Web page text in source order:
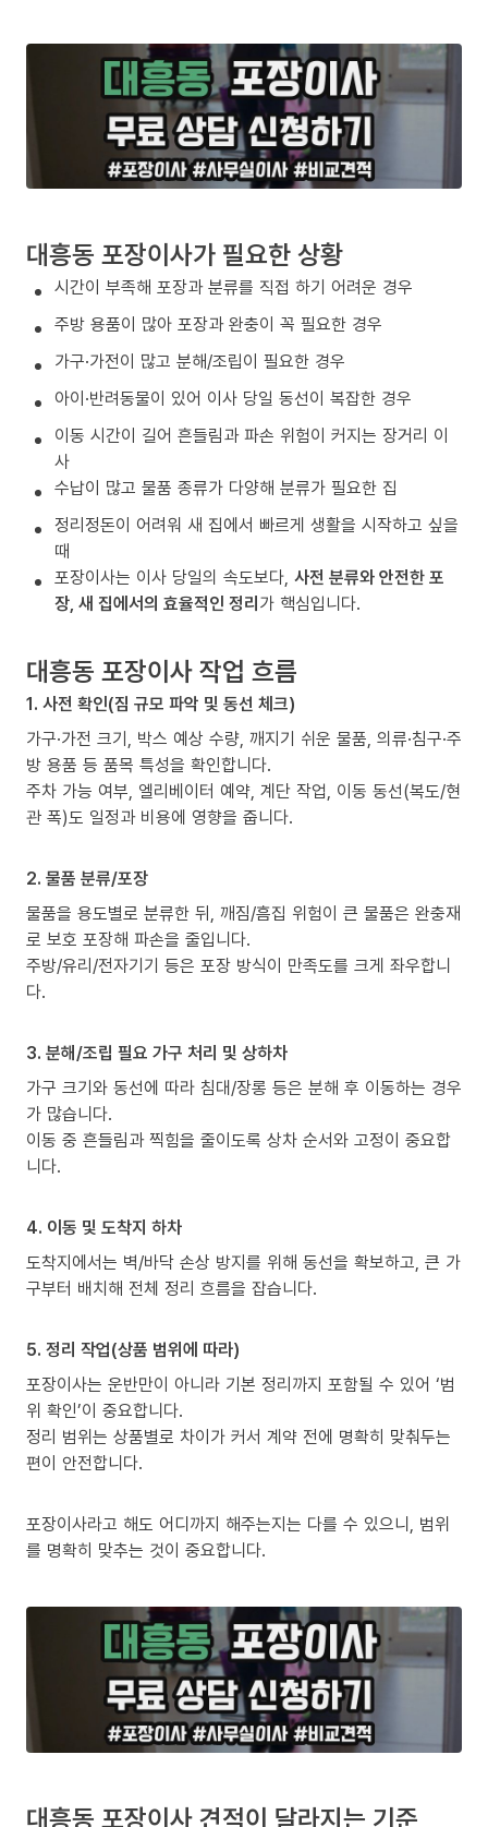
대흥동 포장이사가 필요한 상황
시간이 부족해 포장과 분류를 직접 하기 어려운 경우
주방 용품이 많아 포장과 완충이 꼭 필요한 경우
가구·가전이 많고 분해/조립이 필요한 경우
아이·반려동물이 있어 이사 당일 동선이 복잡한 경우
이동 시간이 길어 흔들림과 파손 위험이 커지는 장거리 이
사
수납이 많고 물품 종류가 다양해 분류가 필요한 집
정리정돈이 어려워 새 집에서 빠르게 생활을 시작하고 싶을
때
포장이사는 이사 당일의 속도보다, 사전 분류와 안전한 포
장, 새 집에서의 효율적인 정리가 핵심입니다.
대흥동 포장이사 작업 흐름
1. 사전 확인(짐 규모 파악 및 동선 체크)
가구·가전 크기, 박스 예상 수량, 깨지기 쉬운 물품, 의류·침구·주
방 용품 등 품목 특성을 확인합니다.
주차 가능 여부, 엘리베이터 예약, 계단 작업, 이동 동선(복도/현
관 폭)도 일정과 비용에 영향을 줍니다.
2. 물품 분류/포장
물품을 용도별로 분류한 뒤, 깨짐/흠집 위험이 큰 물품은 완충재
로 보호 포장해 파손을 줄입니다.
주방/유리/전자기기 등은 포장 방식이 만족도를 크게 좌우합니
다.
3. 분해/조립 필요 가구 처리 및 상하차
가구 크기와 동선에 따라 침대/장롱 등은 분해 후 이동하는 경우
가 많습니다.
이동 중 흔들림과 찍힘을 줄이도록 상차 순서와 고정이 중요합
니다.
4. 이동 및 도착지 하차
도착지에서는 벽/바닥 손상 방지를 위해 동선을 확보하고, 큰 가
구부터 배치해 전체 정리 흐름을 잡습니다.
5. 정리 작업(상품 범위에 따라)
포장이사는 운반만이 아니라 기본 정리까지 포함될 수 있어 ‘범
위 확인’이 중요합니다.
정리 범위는 상품별로 차이가 커서 계약 전에 명확히 맞춰두는
편이 안전합니다.
포장이사라고 해도 어디까지 해주는지는 다를 수 있으니, 범위
를 명확히 맞추는 것이 중요합니다.
대흥동 포장이사 견적이 달라지는 기준